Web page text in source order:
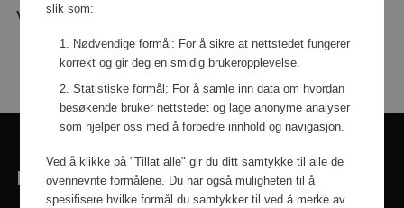
Vil du gå tilbake til
slik som:
Nødvendige formål: For å sikre at nettstedet fungerer
korrekt og gir deg en smidig brukeropplevelse.
Statistiske formål: For å samle inn data om hvordan
besøkende bruker nettstedet og lage anonyme analyser
som hjelper oss med å forbedre innhold og navigasjon.
Ved å klikke på "Tillat alle" gir du ditt samtykke til alle de
ovennevnte formålene. Du har også muligheten til å
spesifisere hvilke formål du samtykker til ved å merke av
LINKER